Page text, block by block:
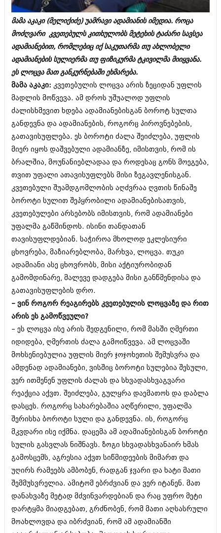
კულინარია
ავტორჩევები
ბელადები
ბიზნესსიახლეები
გვარები
თემიდას სასწორი
იუმორი
კალეიდოსკოპი
ჰოროსკოპი და შეუცნობელი
კრიმინალი
რომანი და დეტექტივი
სახალისო ამბები
შოუბიზნესი
დაიჯესტი
ქალი და მამაკაცი
ისტორია
სხვადასხვა
ანონსი
არქივი
აგვისტო 2018 (162)
ივლისი 2018 (223)
ივნისი 2018 (244)
მაისი 2018 (211)
აპრილი 2018 (194)
თებერვალი 2018 (208)
იანვარი 2018 (215)
დეკემბერი 2017 (243)
ნოემბერი 2017 (212)
ოქტომბერი 2017 (231)
სექტემბერი 2017 (261)
აგვისტო 2017 (212)
ივლისი 2017 (233)
ივნისი 2017 (265)
მაისი 2017 (216)
აპრილი 2017 (220)
მარტი 2017 (212)
ბიზნესსიახლეები
გვარები
თემიდას სასწორი
იუმორი
კალეიდოსკოპი
ჰოროსკოპი და შეუცნობელი
კრიმინალი
რომანი და დეტექტივი
სახალისო ამბები
შოუბიზნესი
დაიჯესტი
ქალი და მამაკაცი
ისტორია
სხვადასხვა
ანონსი
ნოემბერი 2020 (103)
ოქტომბერი 2020 (209)
სექტემბერი 2020 (204)
აგვისტო 2020 (249)
ივლისი 2020 (204)
ივნისი 2020 (249)
არქივის ზომის ნახვა
მამა აკაკი (მელიქიძე) უამრავი ადამიანის იმედია. როცა
მოძღვარი კვეთებულს კითხულობს მეტეხის ტაძარი სავსეა
ადამიანებით, რომლებიც იქ საკუთარმა თუ ახლობელი
ადამიანების სულიერმა თუ ფიზიკურმა ტკივილმა მიიყვანა.
ეს ლოცვა მათ განკურნებაში ეხმარება.
მამა აკაკი: კვეთებულის ლოცვა არის ზეციდან უფლის
მადლის მოწვევა. ამ დროს უშუალოდ უფლის
ძალისხმევით ხდება ადამიანებისგან ბოროტ სულთა
განდევნა და ადამიანების, როგორც პიროვნებების,
გათავისუფლება. ეს ბოროტი ძალა შეიძლება, უფლის
მიერ იყოს დაშვებული ადამიანზე, იმისთვის, რომ ის
ბრალშია, მოუნანიებლადაა და როდესაც გონს მოეგება,
თვით უფალი ათავისუფლებს მისი ზეგავლენისგან.
კვეთებული შუამდგომლობის აღძვრაა ღვთის წინაშე
ბოროტი სულით შეპყრობილი ადამიანებისათვის,
კვეთებულები არსებობს იმისთვის, რომ ადამიანები
უფალმა გაწმინდოს. ისინი თანდათან
თავისუფლდებიან. საჭიროა მხოლოდ ეკლესიური
ცხოვრება, მაზიარებლობა, მარხვა, ლოცვა. თუკი
ადამიანი ასე ცხოვრობს, მისი აქტიურობიდან
გამომდინარე, მალევე დადგება მისი განწმენდისა და
გათავისუფლების დრო.
– ვინ როგორ რეაგირებს კვეთებულის ლოცვაზე და რით
არის ეს გამოწვეული?
– ეს ლოცვა ისე არის შედგენილი, რომ მასში ღმერთი
იდიდება, ღმერთის ძალა გამოიწვევა. ამ ლოცვაში
მოხსენიებულია უფლის მიერ ჯოჯოხეთის შემუსვრა და
ამდენად ადამიანები, ვისშიც ბოროტი სულებია შესული,
ვერ ითმენენ უფლის ძალას და სხვადასხვაგვარი
რეაქცია აქვთ. შეიძლება, გულყრა დაემათოს და დაბლა
დასცეს. როგორც სახარებაშია აღწერილი, უფალმა
შერისხა ბოროტი სული და განდევნა. ის, როგორც
მკვდარი ისე იქმნა. დაცემა ამ ადამიანებისგან ბოროტი
სულის გასვლას ნიშნავს. ზოგი სხვადასხვანაირ ხმას
გამოსცემს, აგრესია აქვთ სიწმიდეების მიმართ და
უღირს რამეებს ამბობენ, რადგან ჯვარი და ხატი მათი
შემმუსვრელია. ამიტომ ებრძვიან და ვერ იტანენ. მათ
დანახვაზე მეტად მძვინვარდებიან და რაც უფრო მეტი
დარტყმა მიადგებათ, გრძნობენ, რომ მათი აღსასრული
მოახლოვდა და იბრძვიან, რომ ამ ადამიანში